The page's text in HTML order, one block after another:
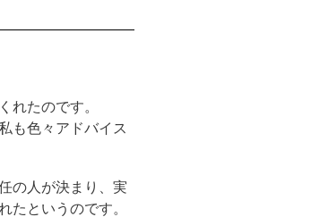
れたのです。
も色々アドバイス
の人が決まり、実
たというのです。